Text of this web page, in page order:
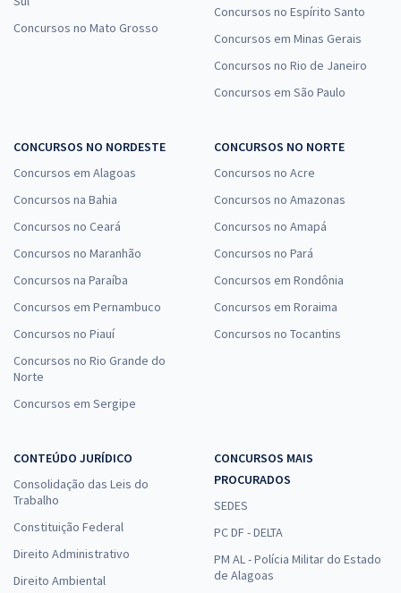
Concursos no Mato Grosso
Concursos no Espírito Santo
Concursos em Minas Gerais
Concursos no Rio de Janeiro
Concursos em São Paulo
CONCURSOS NO NORDESTE
Concursos em Alagoas
Concursos na Bahia
Concursos no Ceará
Concursos no Maranhão
Concursos na Paraíba
Concursos em Pernambuco
Concursos no Piauí
Concursos no Rio Grande do
Norte
Concursos em Sergipe
CONCURSOS NO NORTE
Concursos no Acre
Concursos no Amazonas
Concursos no Amapá
Concursos no Pará
Concursos em Rondônia
Concursos em Roraima
Concursos no Tocantins
CONTEÚDO JURÍDICO
Consolidação das Leis do
Trabalho
Constituição Federal
Direito Administrativo
Direito Ambiental
CONCURSOS MAIS
PROCURADOS
SEDES
PC DF - DELTA
PM AL - Polícia Militar do Estado
de Alagoas